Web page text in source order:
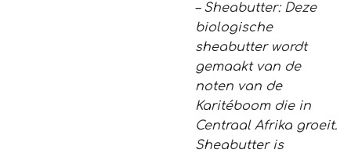
– Sheabutter: Deze
biologische
sheabutter wordt
gemaakt van de
noten van de
Karitéboom die in
Centraal Afrika groeit.
Sheabutter is